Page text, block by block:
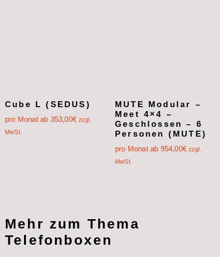
Cube L (SEDUS)
pro Monat ab 353,00€ zzgl.
MwSt.
MUTE Modular –
Meet 4×4 –
Geschlossen – 6
Personen (MUTE)
pro Monat ab 954,00€ zzgl.
MwSt.
Mehr zum Thema
Telefonboxen